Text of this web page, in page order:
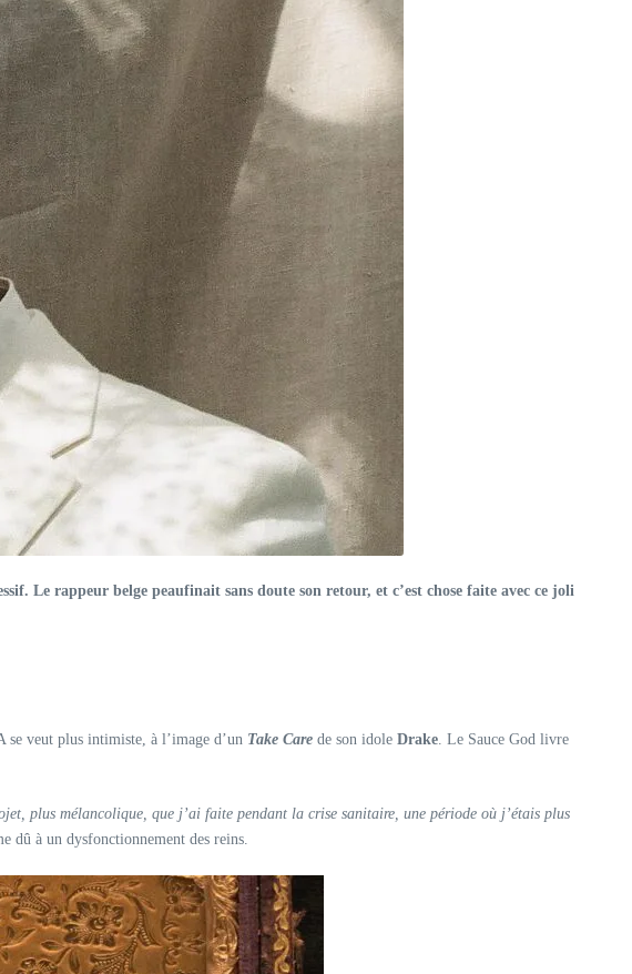
Le rappeur belge peaufinait sans doute son retour, et c’est chose faite avec ce joli
veut plus intimiste, à l’image d’un Take Care de son idole Drake. Le Sauce God livre
plus mélancolique, que j’ai faite pendant la crise sanitaire, une période où j’étais plus
dû à un dysfonctionnement des reins.